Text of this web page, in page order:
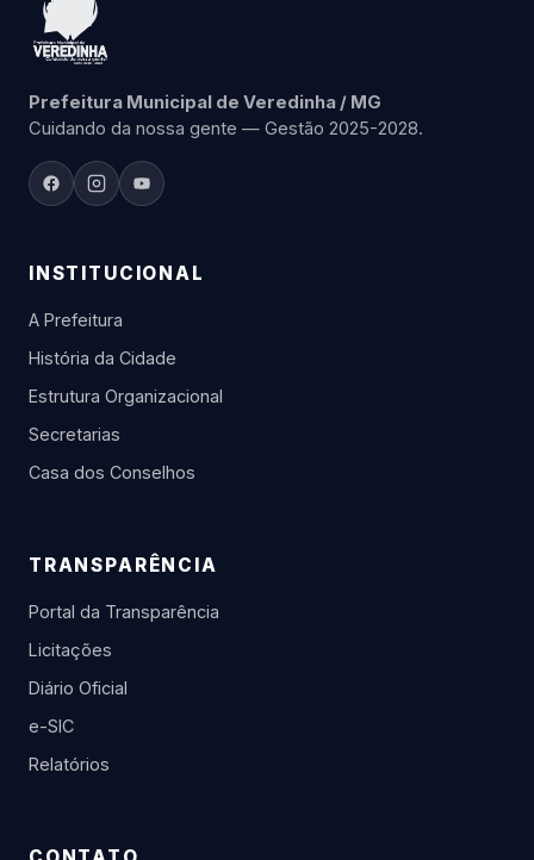
Prefeitura Municipal de Veredinha / MG
Cuidando da nossa gente — Gestão 2025-2028.
INSTITUCIONAL
A Prefeitura
História da Cidade
Estrutura Organizacional
Secretarias
Casa dos Conselhos
TRANSPARÊNCIA
Portal da Transparência
Licitações
Diário Oficial
e-SIC
Relatórios